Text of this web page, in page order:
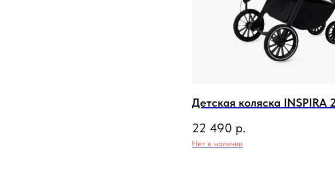
Детская коляска INSPIRA
22 490 р.
Нет в наличии